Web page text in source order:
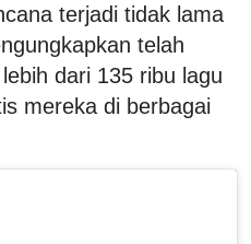
terjadi tidak lama
telah
dari 135 ribu lagu
mereka di berbagai